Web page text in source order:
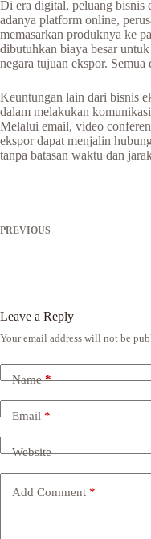
Di era digital, peluang bisnis
adanya platform online,
memasarkan produknya ke
dibutuhkan biaya besar
negara tujuan ekspor.
Keuntungan lain dari bisnis
dalam melakukan
Melalui email, video
ekspor dapat menjalin
tanpa batasan waktu dan
PREVIOUS
Leave a Reply
Your email address will not be
Name*
Email*
Website
Add Comment *